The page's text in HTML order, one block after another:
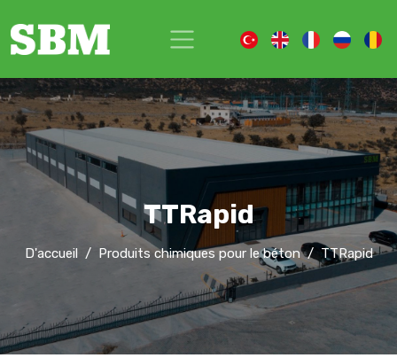
TTRapid
D'accueil Produits chimiques pour le béton TTRapid